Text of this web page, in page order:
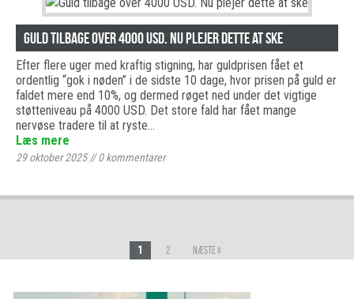
Guld tilbage over 4000 USD. Nu plejer dette at ske
Efter flere uger med kraftig stigning, har guldprisen fået et
ordentlig “gok i nøden” i de sidste 10 dage, hvor prisen på guld er
faldet mere end 10%, og dermed røget ned under det vigtige
støtteniveau på 4000 USD. Det store fald har fået mange
nervøse tradere til at ryste…
Læs mere
29 oktober 2025//0kommentarer
1 2 Næste »